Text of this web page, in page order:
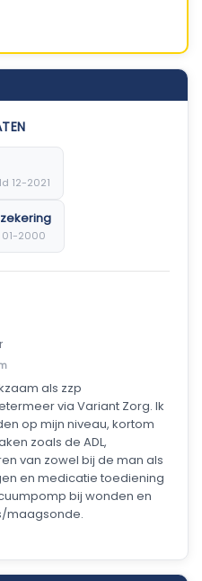
12-2021
2000
als zzp
via Variant Zorg. Ik
op mijn niveau, kortom
zoals de ADL,
van zowel bij de man als
en medicatie toediening
bij wonden en
maagsonde.